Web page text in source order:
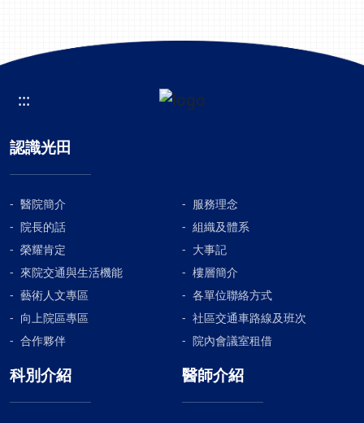
:::
認識光田
醫院簡介
服務理念
院長的話
組織及體系
榮耀肯定
大事記
來院交通與生活機能
樓層簡介
藝術人文專區
各單位聯絡方式
向上院區專區
社區交通車路線及班次
合作夥伴
院內會議室租借
科別介紹 醫師介紹